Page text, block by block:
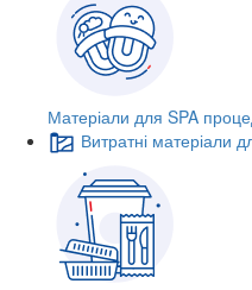
Матеріали для SPA
Витратні матеріали